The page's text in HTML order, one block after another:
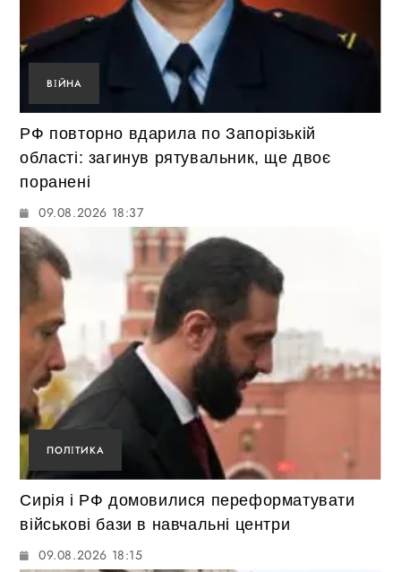
ВІЙНА
РФ повторно вдарила по Запорізькій
області: загинув рятувальник, ще двоє
поранені
09.08.2026 18:37
ПОЛІТИКА
Сирія і РФ домовилися переформатувати
військові бази в навчальні центри
09.08.2026 18:15